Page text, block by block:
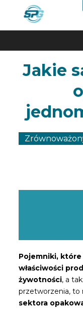
Jakie
Pojemniki,
właściwości
żywotności, a
przetworzenia, to
sektora